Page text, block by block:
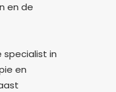
en de
specialist in
en